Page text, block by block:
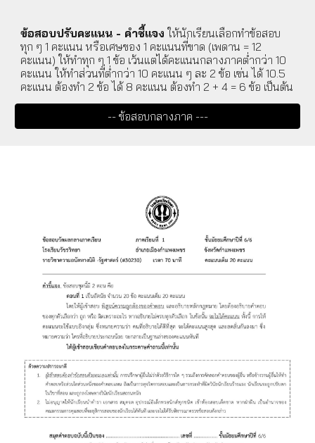
ข้อสอบปรับคะแนน - คำชี้แจง ให้นักเรียนเลือกทำข้อสอบ
ทุก ๆ 1 คะแนน หรือเศษของ 1 คะแนนที่ขาด (เพดาน = 12
คะแนน) ให้ทำทุก ๆ 1 ข้อ เว้นแต่ได้คะแนนกลางภาคต่ำกว่า 10
คะแนน ให้ทำส่วนที่ต่ำกว่า 10 คะแนน ๆ ละ 2 ข้อ เฃ่น ได้ 10.5
คะแนน ต้องทำ 2 ข้อ ได้ 8 คะแนน ต้องทำ 2 + 4 = 6 ข้อ เป็นต้น
-- ข้อสอบกลางภาค ---